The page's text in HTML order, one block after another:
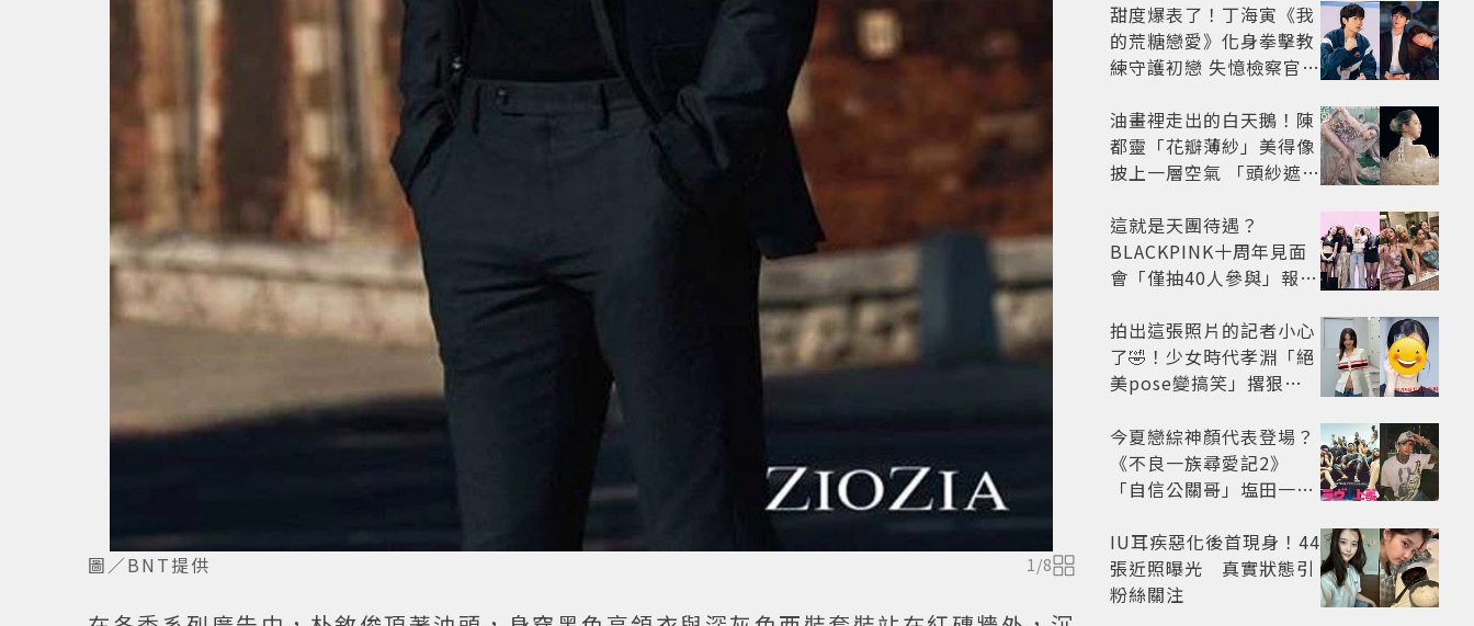
圖／BNT提供 1/8
甜度爆表了！丁海寅《我
的荒糖戀愛》化身拳擊教
練守護初戀 失憶檢察官×
劇
油畫裡走出的白天鵝！陳
都靈「花瓣薄紗」美得像
披上一層空氣 「頭紗遮
太仙
這就是天團待遇？
BLACKPINK十周年見面
會「僅抽40人參與」報名
怒了😡
拍出這張照片的記者小心
了🤣！少女時代孝淵「絕
美pose變搞笑」撂狠
今夏戀綜神顏代表登場？
《不良一族尋愛記2》
「自信公關哥」塩田一馬
老闆
IU耳疾惡化後首現身！44
張近照曝光 真實狀態引
粉絲關注